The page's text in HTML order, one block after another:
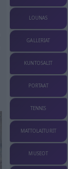
LOUNAS
GALLERIAT
KUNTOSALIT
PORTAAT
TENNIS
MATTOLAITURIT
MUSEOT